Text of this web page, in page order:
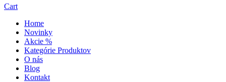
Cart
Home
Novinky
Akcie %
Kategórie Produktov
O nás
Blog
Kontakt